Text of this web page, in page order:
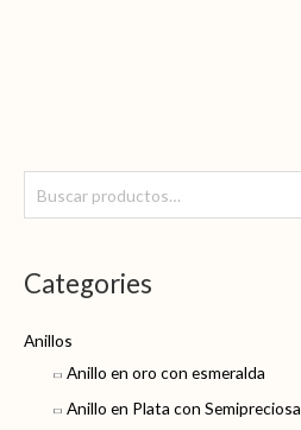
u
c
r
Categories
Anillos
Anillo en oro con esmeralda
Anillo en Plata con Semipreciosa
r
c
í